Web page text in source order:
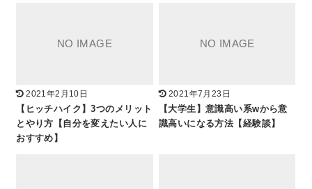
2021年2月10日
【ヒッチハイク】3つのメリット
とやり方【自分を変えたい人に
おすすめ】
2021年7月23日
【大学生】意識高い系wから意
識高いになる方法【経験談】